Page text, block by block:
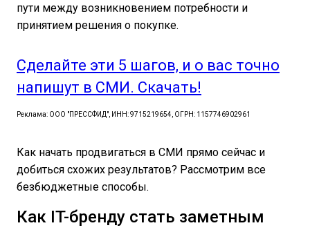
пути между возникновением потребности и
принятием решения о покупке.
Сделайте эти 5 шагов, и о вас точно
напишут в СМИ. Скачать!
Реклама: ООО "ПРЕССФИД", ИНН: 9715219654, ОГРН: 1157746902961
Как начать продвигаться в СМИ прямо сейчас и
добиться схожих результатов? Рассмотрим все
безбюджетные способы.
Как IT-бренду стать заметным